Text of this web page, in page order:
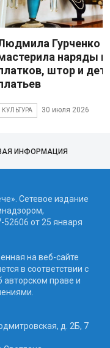
Гурченко
наряды
штор и
КУЛЬТУРА 30 июля 2026
ИНФОРМАЦИЯ
Сетевое издание
от 25 января
на веб-сайте
в соответствии с
авторском праве и
д. 2Б, 7